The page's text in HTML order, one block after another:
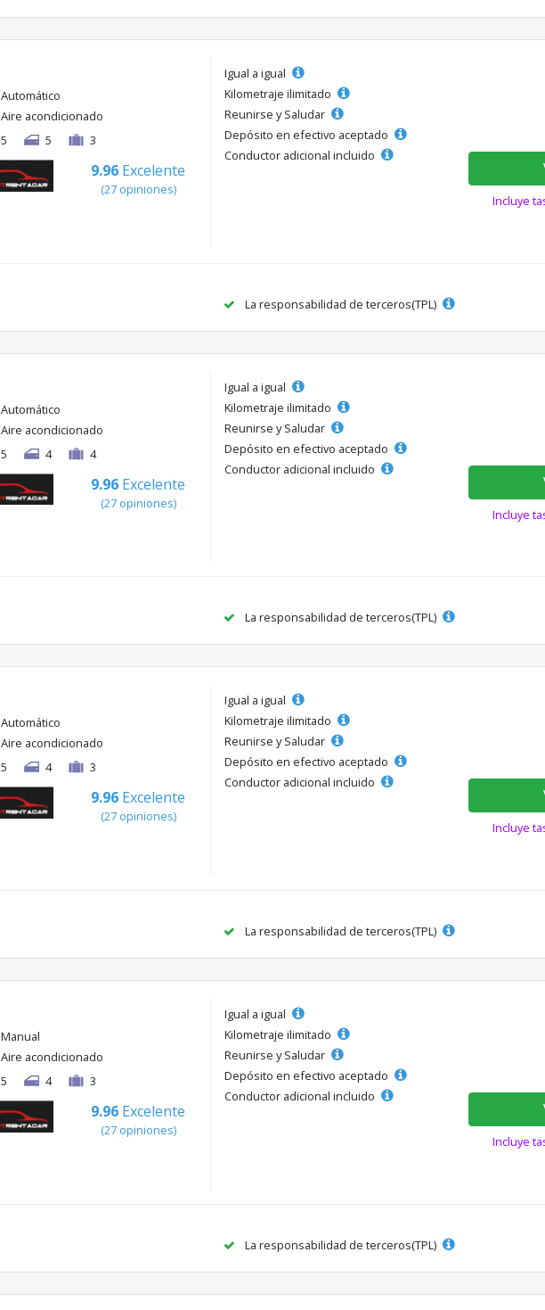
Automático
Aire acondicionado
5
5 3
9.96 Excelente
(27 opiniones)
Igual a igual
Kilometraje ilimitado
Reunirse y Saludar
Depósito en efectivo aceptado
Conductor adicional incluido
Incluye
La responsabilidad de terceros(TPL)
Automático
Aire acondicionado
5
4 4
9.96 Excelente
(27 opiniones)
Igual a igual
Kilometraje ilimitado
Reunirse y Saludar
Depósito en efectivo aceptado
Conductor adicional incluido
Incluye
La responsabilidad de terceros(TPL)
Automático
Aire acondicionado
5
4 3
9.96 Excelente
(27 opiniones)
Igual a igual
Kilometraje ilimitado
Reunirse y Saludar
Depósito en efectivo aceptado
Conductor adicional incluido
Incluye
La responsabilidad de terceros(TPL)
Manual
Aire acondicionado
5
4 3
9.96 Excelente
(27 opiniones)
Igual a igual
Kilometraje ilimitado
Reunirse y Saludar
Depósito en efectivo aceptado
Conductor adicional incluido
Incluye
La responsabilidad de terceros(TPL)